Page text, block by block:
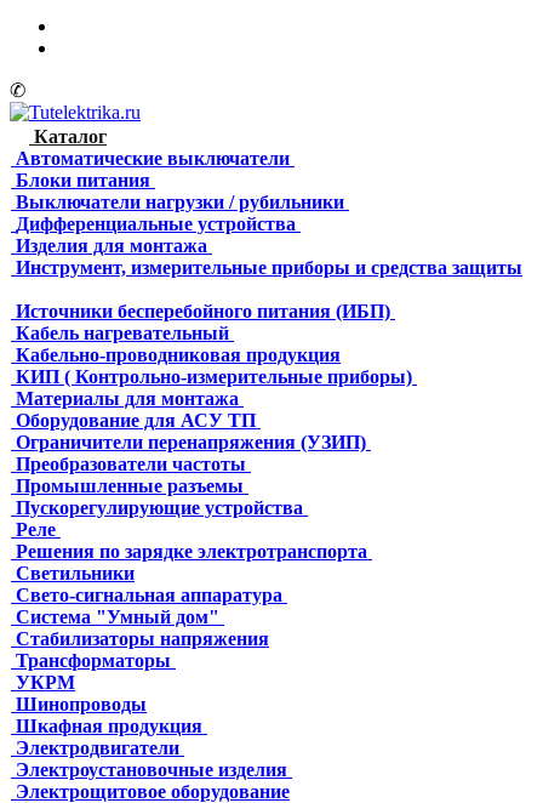
✆
Каталог
Автоматические выключатели
Блоки питания
Выключатели нагрузки / рубильники
Дифференциальные устройства
Изделия для монтажа
Инструмент, измерительные приборы и средства защиты
Источники бесперебойного питания (ИБП)
Кабель нагревательный
Кабельно-проводниковая продукция
КИП ( Контрольно-измерительные приборы)
Материалы для монтажа
Оборудование для АСУ ТП
Ограничители перенапряжения (УЗИП)
Преобразователи частоты
Промышленные разъемы
Пускорегулирующие устройства
Реле
Решения по зарядке электротранспорта
Светильники
Свето-сигнальная аппаратура
Система "Умный дом"
Стабилизаторы напряжения
Трансформаторы
УКРМ
Шинопроводы
Шкафная продукция
Электродвигатели
Электроустановочные изделия
Электрощитовое оборудование